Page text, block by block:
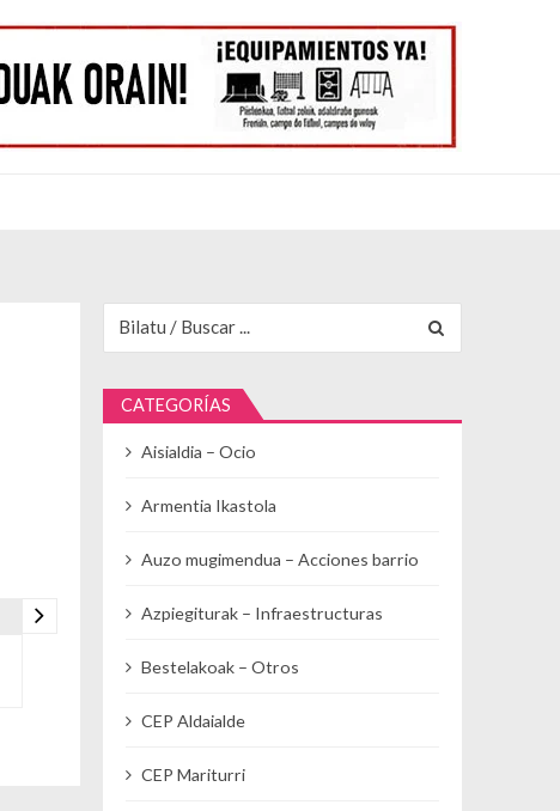
CATEGORÍAS
Aisialdia – Ocio
Armentia Ikastola
Auzo mugimendua – Acciones barrio
Azpiegiturak – Infraestructuras
Bestelakoak – Otros
CEP Aldaialde
CEP Mariturri